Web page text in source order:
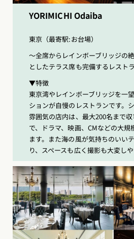
YORIMICHI Odaiba
東京（最寄駅:お台場）
〜全席からレインボーブリッジの
としたテラス席も完備するレスト
▼特徴
東京湾やレインボーブリッジを一
ションが自慢のレストランです。
雰囲気の店内は、最大200名まで
で、ドラマ、映画、CMなどの大規
ます。また海の風が気持ちのいい
り、スペースも広く撮影も大変しや